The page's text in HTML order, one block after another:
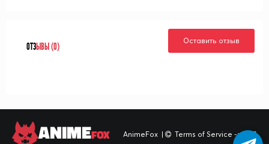
ОТЗЫВЫ (0)
Оставить отзыв
ANIMEFOX AnimeFox | Terms of Service -> TOS